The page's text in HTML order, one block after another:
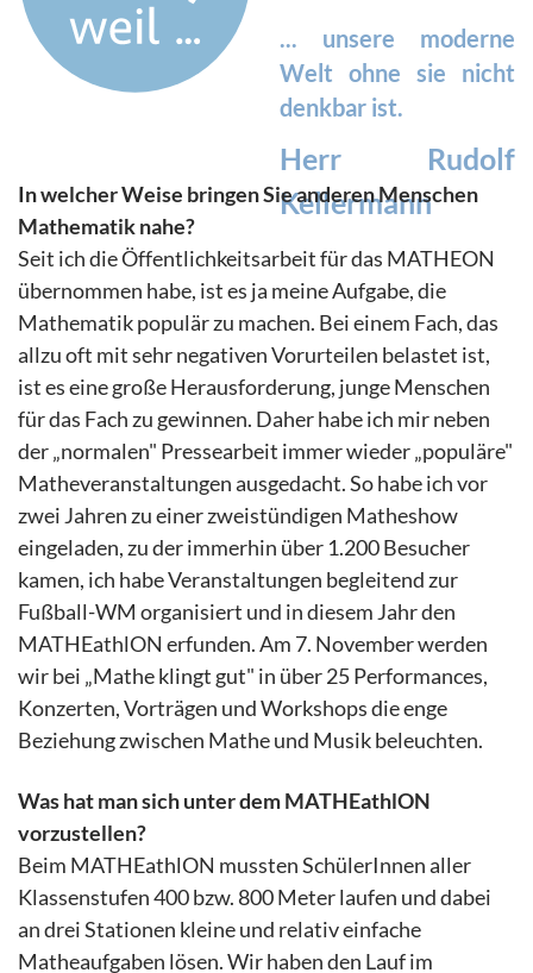
... unsere moderne
Welt ohne sie nicht
denkbar ist.
Herr Rudolf
Kellermann
In welcher Weise bringen Sie anderen Menschen
Mathematik nahe?
Seit ich die Öffentlichkeitsarbeit für das MATHEON
übernommen habe, ist es ja meine Aufgabe, die
Mathematik populär zu machen. Bei einem Fach, das
allzu oft mit sehr negativen Vorurteilen belastet ist,
ist es eine große Herausforderung, junge Menschen
für das Fach zu gewinnen. Daher habe ich mir neben
der „normalen" Pressearbeit immer wieder „populäre"
Matheveranstaltungen ausgedacht. So habe ich vor
zwei Jahren zu einer zweistündigen Matheshow
eingeladen, zu der immerhin über 1.200 Besucher
kamen, ich habe Veranstaltungen begleitend zur
Fußball-WM organisiert und in diesem Jahr den
MATHEathlON erfunden. Am 7. November werden
wir bei „Mathe klingt gut" in über 25 Performances,
Konzerten, Vorträgen und Workshops die enge
Beziehung zwischen Mathe und Musik beleuchten.
Was hat man sich unter dem MATHEathlON
vorzustellen?
Beim MATHEathlON mussten SchülerInnen aller
Klassenstufen 400 bzw. 800 Meter laufen und dabei
an drei Stationen kleine und relativ einfache
Matheaufgaben lösen. Wir haben den Lauf im